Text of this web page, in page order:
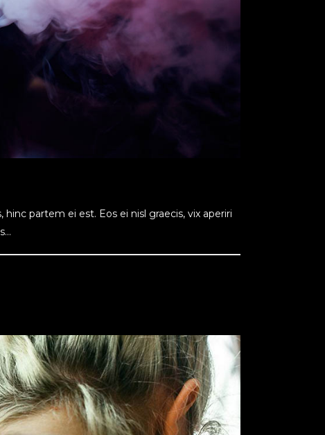
partem ei est. Eos ei nisl graecis, vix aperiri